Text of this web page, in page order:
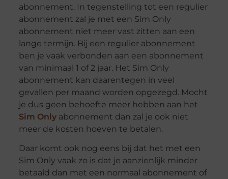
abonnement. In tegenstelling tot een regulier
abonnement zal je met een Sim Only
abonnement niet meer vast zitten aan een
lange termijn. Bij een regulier abonnement
ben je vaak verbonden aan een abonnement
van minimaal 1 of 2 jaar. Het Sim Only
abonnement kan daarentegen in veel
gevallen per maand worden opgezegd. Mocht
je dus geen behoefte meer hebben aan het
Sim Onlyabonnement dan zal je ook niet
meer de kosten hoeven te betalen.
Daar komt ook nog eens bij dat het met een
Sim Only vaak zo is dat je aanzienlijk minder
betaald dan met een normaal abonnement of